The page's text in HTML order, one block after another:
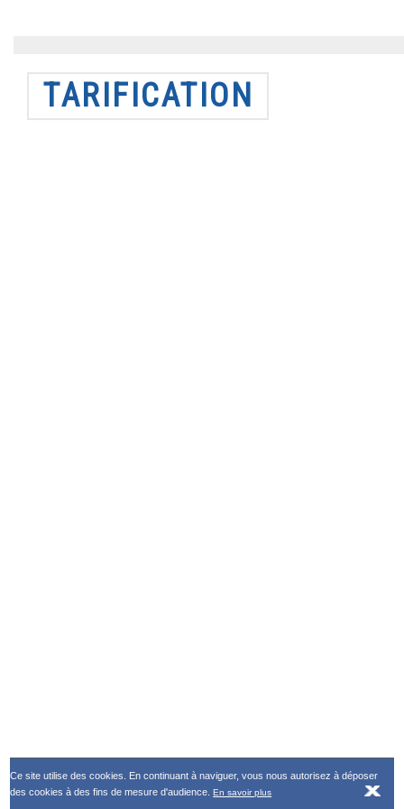
TARIFICATION
Ce site utilise des cookies. En continuant à naviguer, vous nous autorisez à déposer
des cookies à des fins de mesure d'audience.En savoir plus